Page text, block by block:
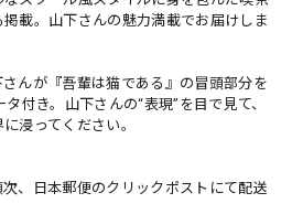
載。山下さんの魅力満載でお届けしま
んが『吾輩は猫である』の冒頭部分を
付き。山下さんの“表現”を目で見て、
浸ってください。
、日本郵便のクリックポストにて配送